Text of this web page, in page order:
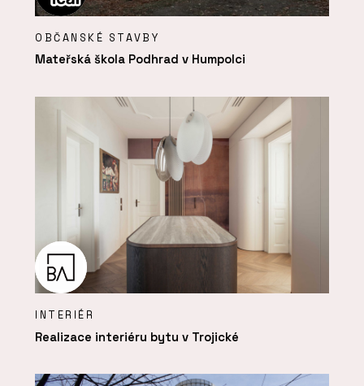
OBČANSKÉ STAVBY
Mateřská škola Podhrad v Humpolci
INTERIÉR
Realizace interiéru bytu v Trojické